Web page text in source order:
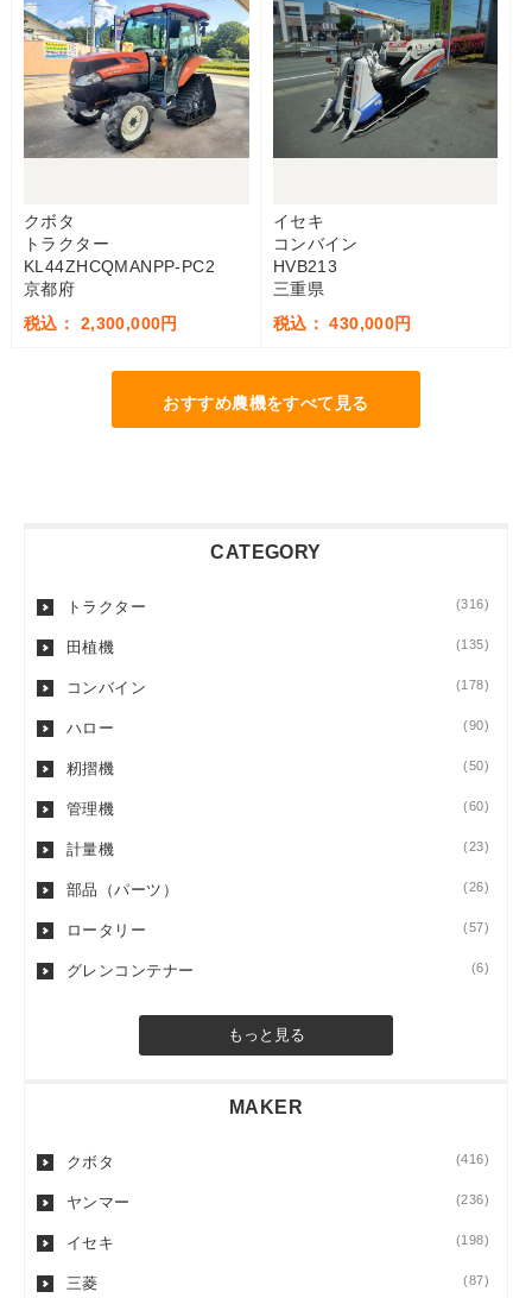
クボタ
トラクター
KL44ZHCQMANPP-PC2
京都府
税込： 2,300,000円
イセキ
コンバイン
HVB213
三重県
税込： 430,000円
おすすめ農機をすべて見る
CATEGORY
トラクター (316)
田植機 (135)
コンバイン (178)
ハロー (90)
籾摺機 (50)
管理機 (60)
計量機 (23)
部品（パーツ） (26)
ロータリー (57)
グレンコンテナー (6)
もっと見る
MAKER
クボタ (416)
ヤンマー (236)
イセキ (198)
三菱 (87)